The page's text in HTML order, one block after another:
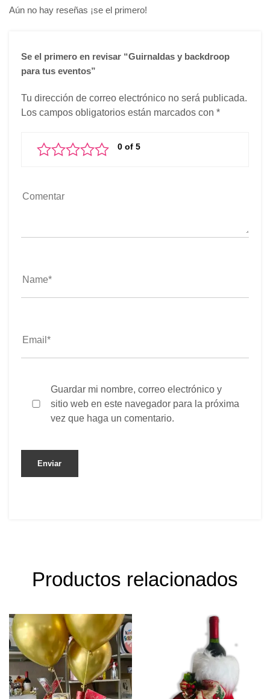
Aún no hay reseñas ¡se el primero!
Se el primero en revisar “Guirnaldas y backdroop
para tus eventos”
Tu dirección de correo electrónico no será publicada.
Los campos obligatorios están marcados con *
Guardar mi nombre, correo electrónico y
sitio web en este navegador para la próxima
vez que haga un comentario.
Productos relacionados